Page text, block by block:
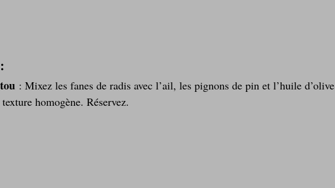
: Mixez les fanes de radis avec l’ail, les pignons de pin et l’huile d’olive
homogène. Réservez.